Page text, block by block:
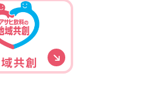
共創